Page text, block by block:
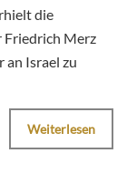
die
Friedrich Merz
an Israel zu
Weiterlesen